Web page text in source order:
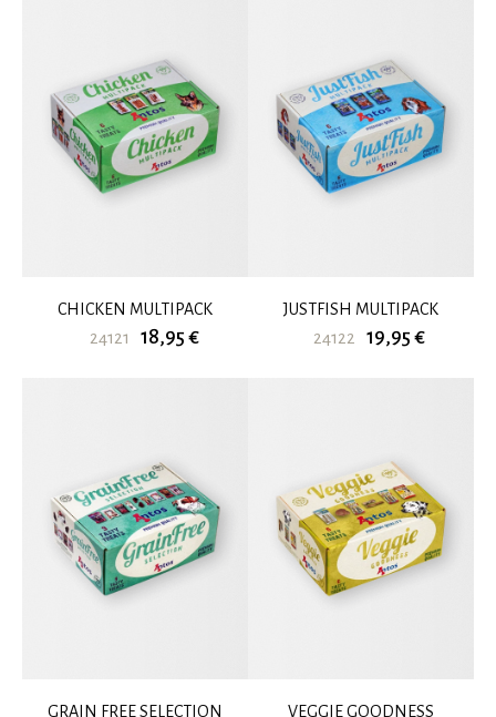
CHICKEN MULTIPACK
24121 18,95 €
JUSTFISH MULTIPACK
24122 19,95 €
GRAIN FREE SELECTION VEGGIE GOODNESS